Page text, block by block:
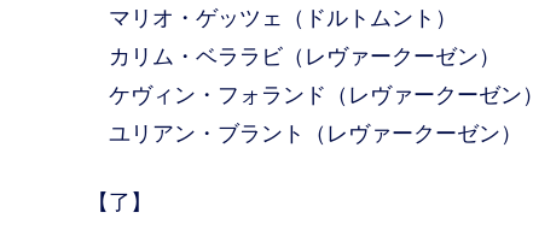
マリオ・ゲッツェ（ドルトムント）
カリム・ベララビ（レヴァークーゼン）
ケヴィン・フォランド（レヴァークーゼン）
ユリアン・ブラント（レヴァークーゼン）
【了】